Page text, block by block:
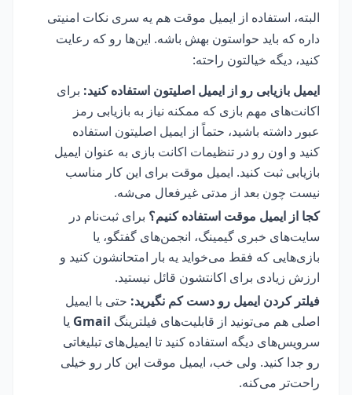
البته، استفاده از ایمیل موقت هم یه سری نکات امنیتی
داره که باید حواستون بهش باشه. این‌ها رو که رعایت
کنید، دیگه خیالتون راحته:
ایمیل بازیابی رو از ایمیل اصلیتون استفاده کنید: برای
اکانت‌های مهم بازی که ممکنه نیاز به بازیابی رمز
عبور داشته باشید، حتماً از ایمیل اصلیتون استفاده
کنید و اون رو در تنظیمات اکانت بازی به عنوان ایمیل
بازیابی ثبت کنید. ایمیل موقت برای این کار مناسب
نیست چون بعد از مدتی غیرفعال می‌شه.
کجا از ایمیل موقت استفاده کنیم؟ برای ثبت‌نام در
سایت‌های خبری گیمینگ، انجمن‌های گفتگو، یا
بازی‌هایی که فقط می‌خواید یه بار امتحانشون کنید و
ارزش زیادی برای اکانتشون قائل نیستید.
فیلتر کردن ایمیل رو دست کم نگیرید: حتی با ایمیل
اصلی هم می‌تونید از قابلیت‌های فیلترینگ Gmail یا
سرویس‌های دیگه استفاده کنید تا ایمیل‌های تبلیغاتی
رو جدا کنید. ولی خب، ایمیل موقت این کار رو خیلی
راحت‌تر می‌کنه.